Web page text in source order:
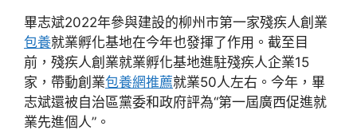
畢志斌2022年參與建設的柳州市第一家殘疾人創業
包養就業孵化基地在今年也發揮了作用。截至目
前，殘疾人創業就業孵化基地進駐殘疾人企業15
家，帶動創業包養網推薦就業50人左右。今年，畢
志斌還被自治區黨委和政府評為“第一屆廣西促進就
業先進個人”。